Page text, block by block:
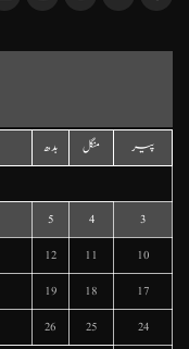
پیر منگل بدھ
3
4
5
10
11
12
17
18
19
24
25
26